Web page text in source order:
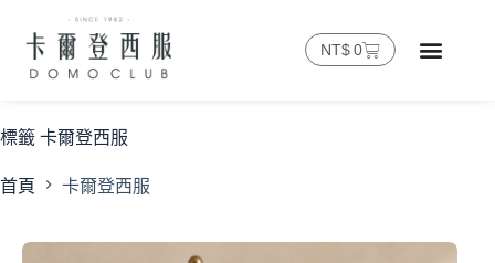
NT$ 0
標籤 卡爾登西服
首頁 卡爾登西服